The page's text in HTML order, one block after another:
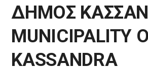
ΔΗΜΟΣ
MUNICIPALITY
KASSANDRA